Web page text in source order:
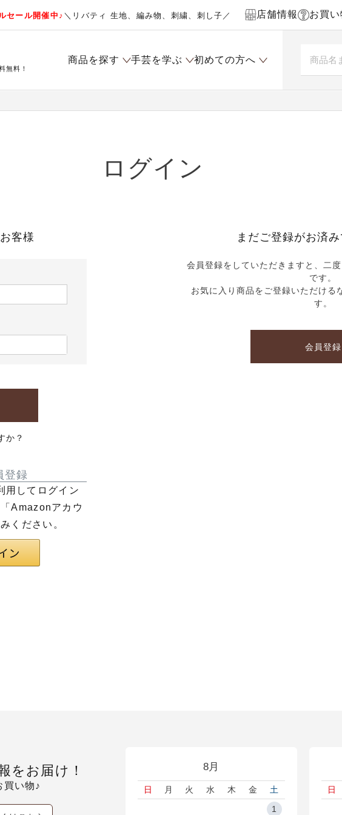
セール開催中♪ ＼リバティ 生地、編み物、刺繍、刺し子／ 店舗情報 お買い
無料！
商品を探す 手芸を学ぶ 初めての方へ
ログイン
客様
か？
登録
用してログイン
Amazonアカウ
ください。
まだご登録がお済
会員登録をしていただきますと、二
です。
お気に入り商品をご登録いただける
す。
会員登録
8月
日 月 火 水 木 金
土
1
日
をお届け！
買い物♪